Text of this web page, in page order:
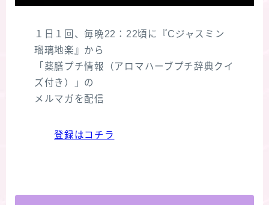
１日１回、毎晩22：22頃に『Cジャスミン
瑠璃地楽』から
「薬膳プチ情報（アロマハーブプチ辞典クイ
ズ付き）」の
メルマガを配信
登録はコチラ